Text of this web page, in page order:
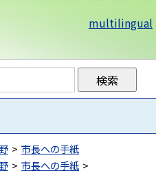
multilingual
市長への手紙
市長への手紙